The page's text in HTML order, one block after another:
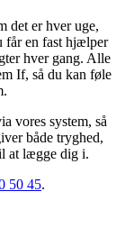
det er hver uge,
får en fast hjælper
hver gang. Alle
If, så du kan føle
vores system, så
både tryghed,
at lægge dig i.
50 45.